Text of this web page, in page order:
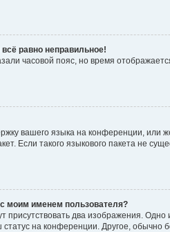
равно неправильное!
часовой пояс, но время
вашего языка на конференции, или
Если такого языкового пакета не
моим именем пользователя?
присутствовать два изображения.
на конференции. Другое, обычно